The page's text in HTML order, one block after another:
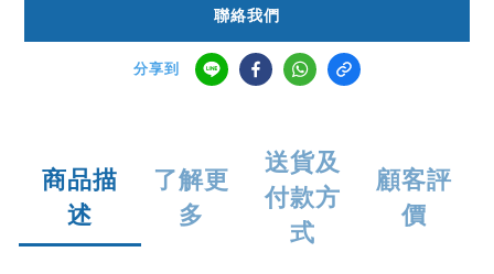
聯絡我們
分享到
商品描
述
了解更
多
送貨及
付款方
式
顧客評
價